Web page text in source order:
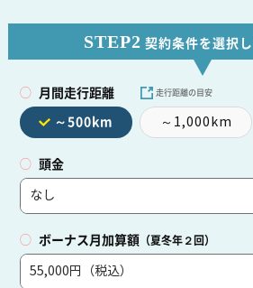
STEP2 契約条件を選択
月間走行距離 走行距離の目安
～500km ～1,000km
頭金
ボーナス月加算額 （夏冬年２回）